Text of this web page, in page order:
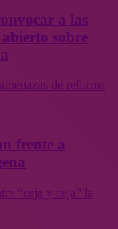
a las
sobre
de reforma
frente a
“ceja y ceja” la